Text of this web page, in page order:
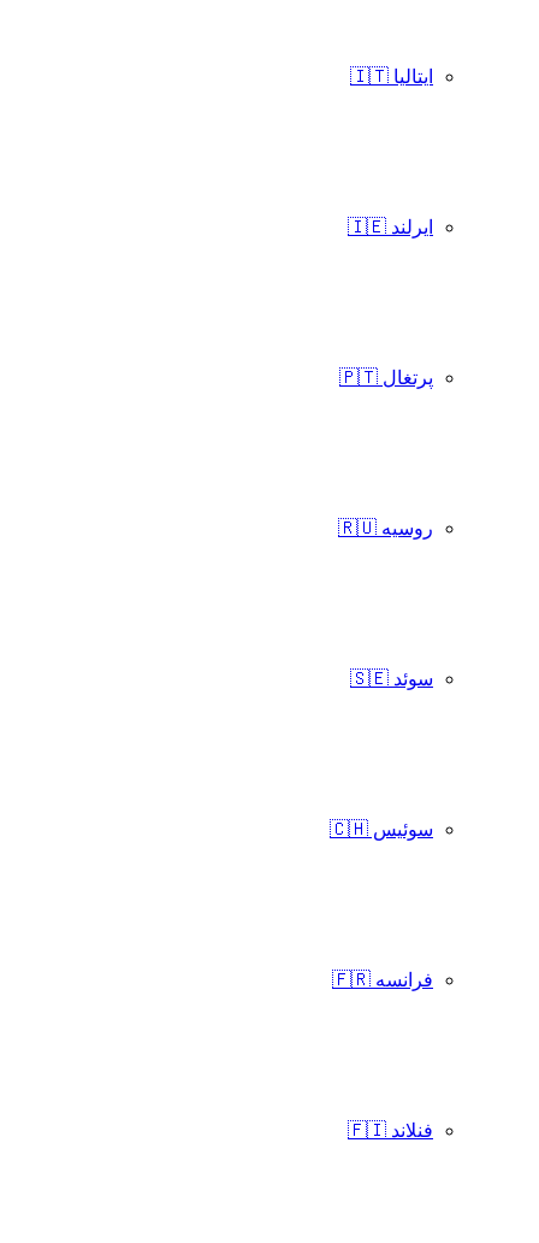
ایتالیا 🇮🇹
ایرلند 🇮🇪
پرتغال 🇵🇹
روسیه 🇷🇺
سوئد 🇸🇪
سوئیس 🇨🇭
فرانسه 🇫🇷
فنلاند 🇫🇮